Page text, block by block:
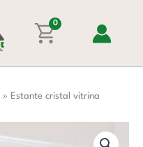
0
» Estante cristal vitrina